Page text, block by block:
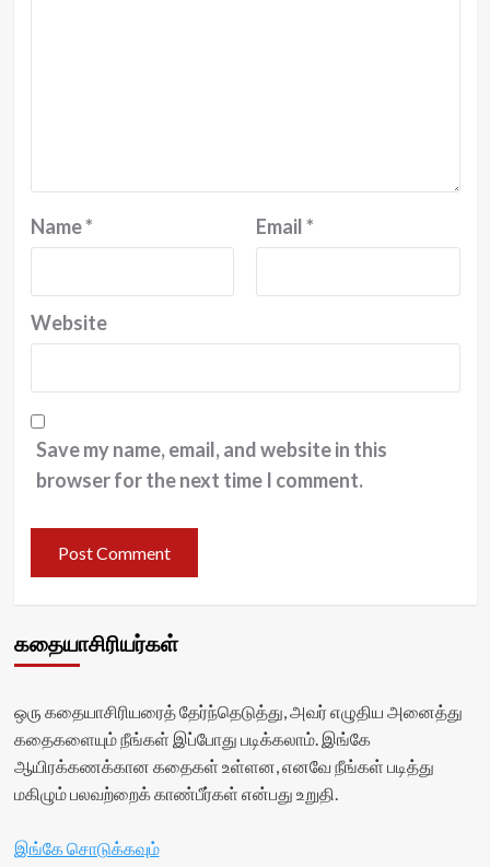
Name* Email*
Website
Save my name, email, and website in this
browser for the next time I comment.
கதையாசிரியர்கள்
ஒரு கதையாசிரியரைத் தேர்ந்தெடுத்து, அவர் எழுதிய அனைத்து
கதைகளையும் நீங்கள் இப்போது படிக்கலாம். இங்கே
ஆயிரக்கணக்கான கதைகள் உள்ளன, எனவே நீங்கள் படித்து
மகிழும் பலவற்றைக் காண்பீர்கள் என்பது உறுதி.
இங்கே சொடுக்கவும்